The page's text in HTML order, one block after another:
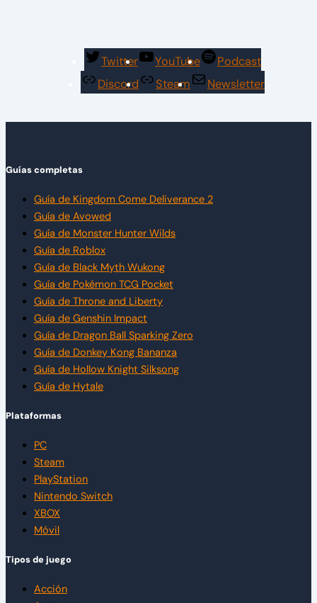
Twitter YouTube
Podcast
Discord
Steam Newsletter
Guías completas
Guía de Kingdom Come Deliverance 2
Guía de Avowed
Guía de Monster Hunter Wilds
Guía de Roblox
Guía de Black Myth Wukong
Guía de Pokémon TCG Pocket
Guía de Throne and Liberty
Guía de Genshin Impact
Guía de Dragon Ball Sparking Zero
Guía de Donkey Kong Bananza
Guía de Hollow Knight Silksong
Guía de Hytale
Plataformas
PC
Steam
PlayStation
Nintendo Switch
XBOX
Móvil
Tipos de juego
Acción